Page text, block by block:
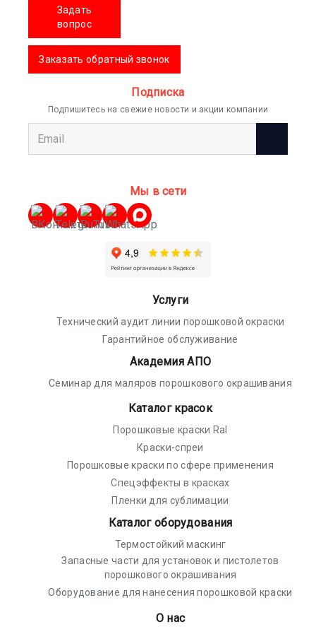
Задать
вопрос
Заказать обратный звонок
Подписка
Подпишитесь на свежие новости и акции компании
Мы в сети
Услуги
Технический аудит линии порошковой окраски
Гарантийное обслуживание
Академия АПО
Семинар для маляров порошкового окрашивания
Каталог красок
Порошковые краски Ral
Краски-спреи
Порошковые краски по сфере применения
Спецэффекты в красках
Пленки для сублимации
Каталог оборудования
Термостойкий маскинг
Запасные части для установок и пистолетов
порошкового окрашивания
Оборудование для нанесения порошковой краски
О нас